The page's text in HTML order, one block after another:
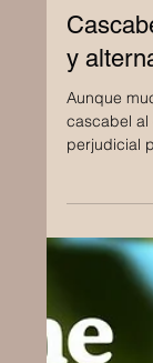
21 abr 2025
Aunque
cascabel
perjudicial
su